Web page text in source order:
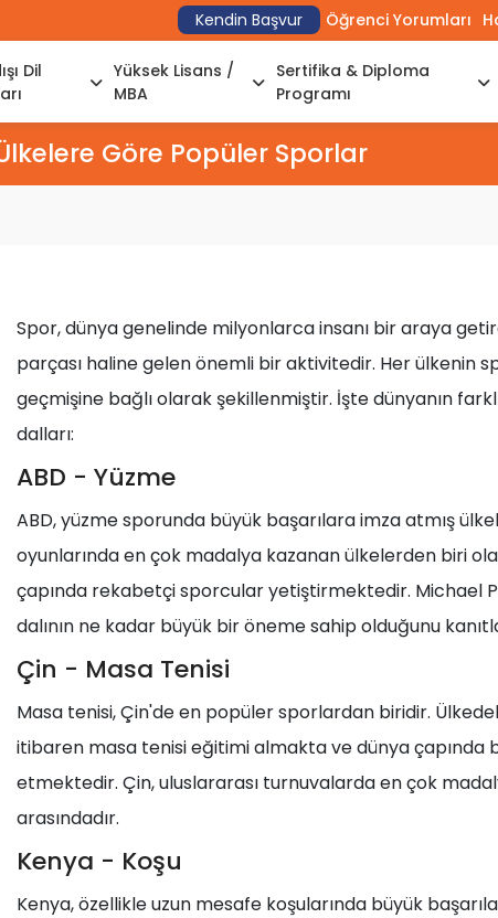
Kendin Başvur Öğrenci Yorumları
Dil
Yüksek Lisans /
MBA
Sertifika & Diploma
Programı
Göre Popüler Sporlar
Spor, dünya genelinde milyonlarca insanı bir araya
parçası haline gelen önemli bir aktivitedir. Her ülkenin
geçmişine bağlı olarak şekillenmiştir. İşte dünyanın
dalları:
ABD - Yüzme
ABD, yüzme sporunda büyük başarılara imza atmış
oyunlarında en çok madalya kazanan ülkelerden biri
çapında rekabetçi sporcular yetiştirmektedir. Michael
dalının ne kadar büyük bir öneme sahip olduğunu
Çin - Masa Tenisi
Masa tenisi, Çin'de en popüler sporlardan biridir.
itibaren masa tenisi eğitimi almakta ve dünya çapında
etmektedir. Çin, uluslararası turnuvalarda en çok
arasındadır.
Kenya - Koşu
Kenya, özellikle uzun mesafe koşularında büyük